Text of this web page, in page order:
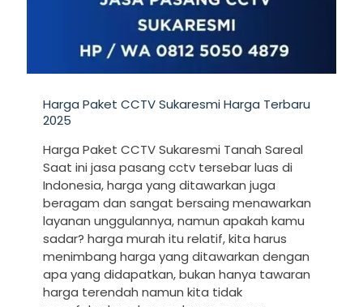
Harga Paket CCTV Sukaresmi Harga Terbaru
2025
Harga Paket CCTV Sukaresmi Tanah Sareal
Saat ini jasa pasang cctv tersebar luas di
Indonesia, harga yang ditawarkan juga
beragam dan sangat bersaing menawarkan
layanan unggulannya, namun apakah kamu
sadar? harga murah itu relatif, kita harus
menimbang harga yang ditawarkan dengan
apa yang didapatkan, bukan hanya tawaran
harga terendah namun kita tidak